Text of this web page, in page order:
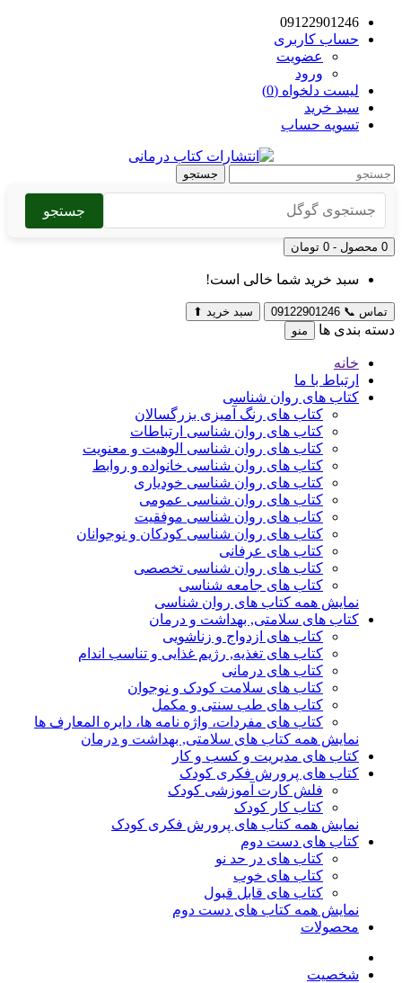
09122901246
حساب کاربری
عضویت
ورود
لیست دلخواه (0)
سبد خرید
تسویه حساب
جستجو
جستجو
0 محصول - 0 تومان
سبد خرید شما خالی است!
تماس 📞
09122901246 سبد خرید ⬆
دسته بندی ها منو
خانه
ارتباط با ما
کتاب های روان شناسی
کتاب های رنگ آمیزی بزرگسالان
کتاب های روان شناسی ارتباطات
کتاب های روان شناسی الوهیت و معنویت
کتاب های روان شناسی خانواده و روابط
کتاب های روان شناسی خودیاری
کتاب های روان شناسی عمومی
کتاب های روان شناسی موفقیت
کتاب های روان شناسی کودکان و نوجوانان
کتاب های عرفانی
کتاب های روان شناسی تخصصی
کتاب های جامعه شناسی
نمایش همه کتاب های روان شناسی
کتاب های سلامتی, بهداشت و درمان
کتاب های ازدواج و زناشویی
کتاب های تغذیه, رژیم غذایی و تناسب اندام
کتاب های درمانی
کتاب های سلامت کودک و نوجوان
کتاب های طب سنتی و مکمل
کتاب های مفردات، واژه نامه ها، دایره المعارف ها
نمایش همه کتاب های سلامتی, بهداشت و درمان
کتاب های مدیریت و کسب و کار
کتاب های پرورش فکری کودک
فلش کارت آموزشی کودک
کتاب کار کودک
نمایش همه کتاب های پرورش فکری کودک
کتاب های دست دوم
کتاب های در حد نو
کتاب های خوب
کتاب های قابل قبول
نمایش همه کتاب های دست دوم
محصولات
شخصیت